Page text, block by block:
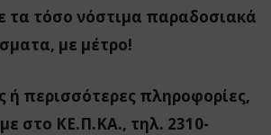
τα τόσο νόστιμα παραδοσιακά
με μέτρο!
ή περισσότερες πληροφορίες,
στο ΚΕ.Π.ΚΑ., τηλ. 2310-